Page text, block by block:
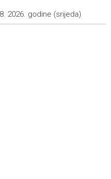
u novu sezonu s ciljem
2026. godine (srijeda)